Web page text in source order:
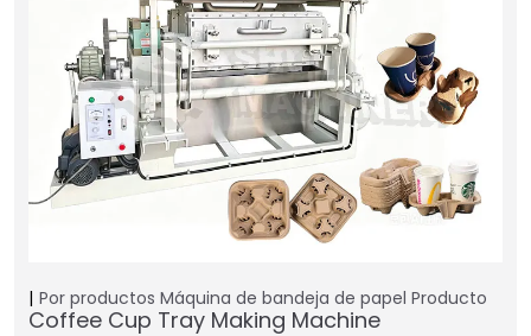
Por productos Máquina de bandeja de papel Producto
Coffee Cup Tray Making Machine